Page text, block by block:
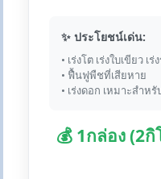
✨ ประโยชน์เด่น:
• เร่งโต เร่งใบเขียว เร่
• ฟื้นฟูพืชที่เสียหาย
• เร่งดอก เหมาะสำห
💰 1กล่อง (2